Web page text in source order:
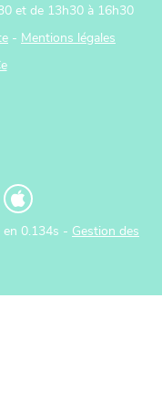
et de 13h30 à 16h30
- Mentions légales
en 0.134s - Gestion des